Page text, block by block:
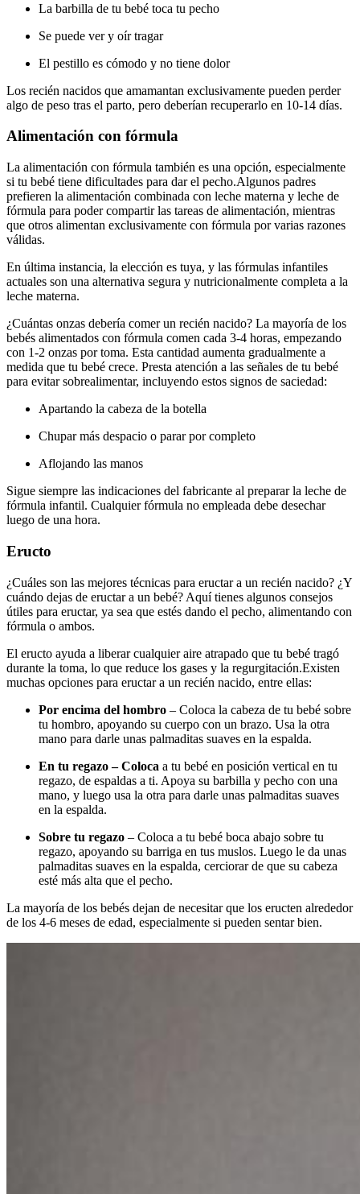
La barbilla de tu bebé toca tu pecho
Se puede ver y oír tragar
El pestillo es cómodo y no tiene dolor
Los recién nacidos que amamantan exclusivamente pueden perder
algo de peso tras el parto, pero deberían recuperarlo en 10-14 días.
Alimentación con fórmula
La alimentación con fórmula también es una opción, especialmente
si tu bebé tiene dificultades para dar el pecho.Algunos padres
prefieren la alimentación combinada con leche materna y leche de
fórmula para poder compartir las tareas de alimentación, mientras
que otros alimentan exclusivamente con fórmula por varias razones
válidas.
En última instancia, la elección es tuya, y las fórmulas infantiles
actuales son una alternativa segura y nutricionalmente completa a la
leche materna.
¿Cuántas onzas debería comer un recién nacido? La mayoría de los
bebés alimentados con fórmula comen cada 3-4 horas, empezando
con 1-2 onzas por toma. Esta cantidad aumenta gradualmente a
medida que tu bebé crece. Presta atención a las señales de tu bebé
para evitar sobrealimentar, incluyendo estos signos de saciedad:
Apartando la cabeza de la botella
Chupar más despacio o parar por completo
Aflojando las manos
Sigue siempre las indicaciones del fabricante al preparar la leche de
fórmula infantil. Cualquier fórmula no empleada debe desechar
luego de una hora.
Eructo
¿Cuáles son las mejores técnicas para eructar a un recién nacido? ¿Y
cuándo dejas de eructar a un bebé? Aquí tienes algunos consejos
útiles para eructar, ya sea que estés dando el pecho, alimentando con
fórmula o ambos.
El eructo ayuda a liberar cualquier aire atrapado que tu bebé tragó
durante la toma, lo que reduce los gases y la regurgitación.Existen
muchas opciones para eructar a un recién nacido, entre ellas:
Por encima del hombro – Coloca la cabeza de tu bebé sobre
tu hombro, apoyando su cuerpo con un brazo. Usa la otra
mano para darle unas palmaditas suaves en la espalda.
En tu regazo – Coloca a tu bebé en posición vertical en tu
regazo, de espaldas a ti. Apoya su barbilla y pecho con una
mano, y luego usa la otra para darle unas palmaditas suaves
en la espalda.
Sobre tu regazo – Coloca a tu bebé boca abajo sobre tu
regazo, apoyando su barriga en tus muslos. Luego le da unas
palmaditas suaves en la espalda, cerciorar de que su cabeza
esté más alta que el pecho.
La mayoría de los bebés dejan de necesitar que los eructen alrededor
de los 4-6 meses de edad, especialmente si pueden sentar bien.